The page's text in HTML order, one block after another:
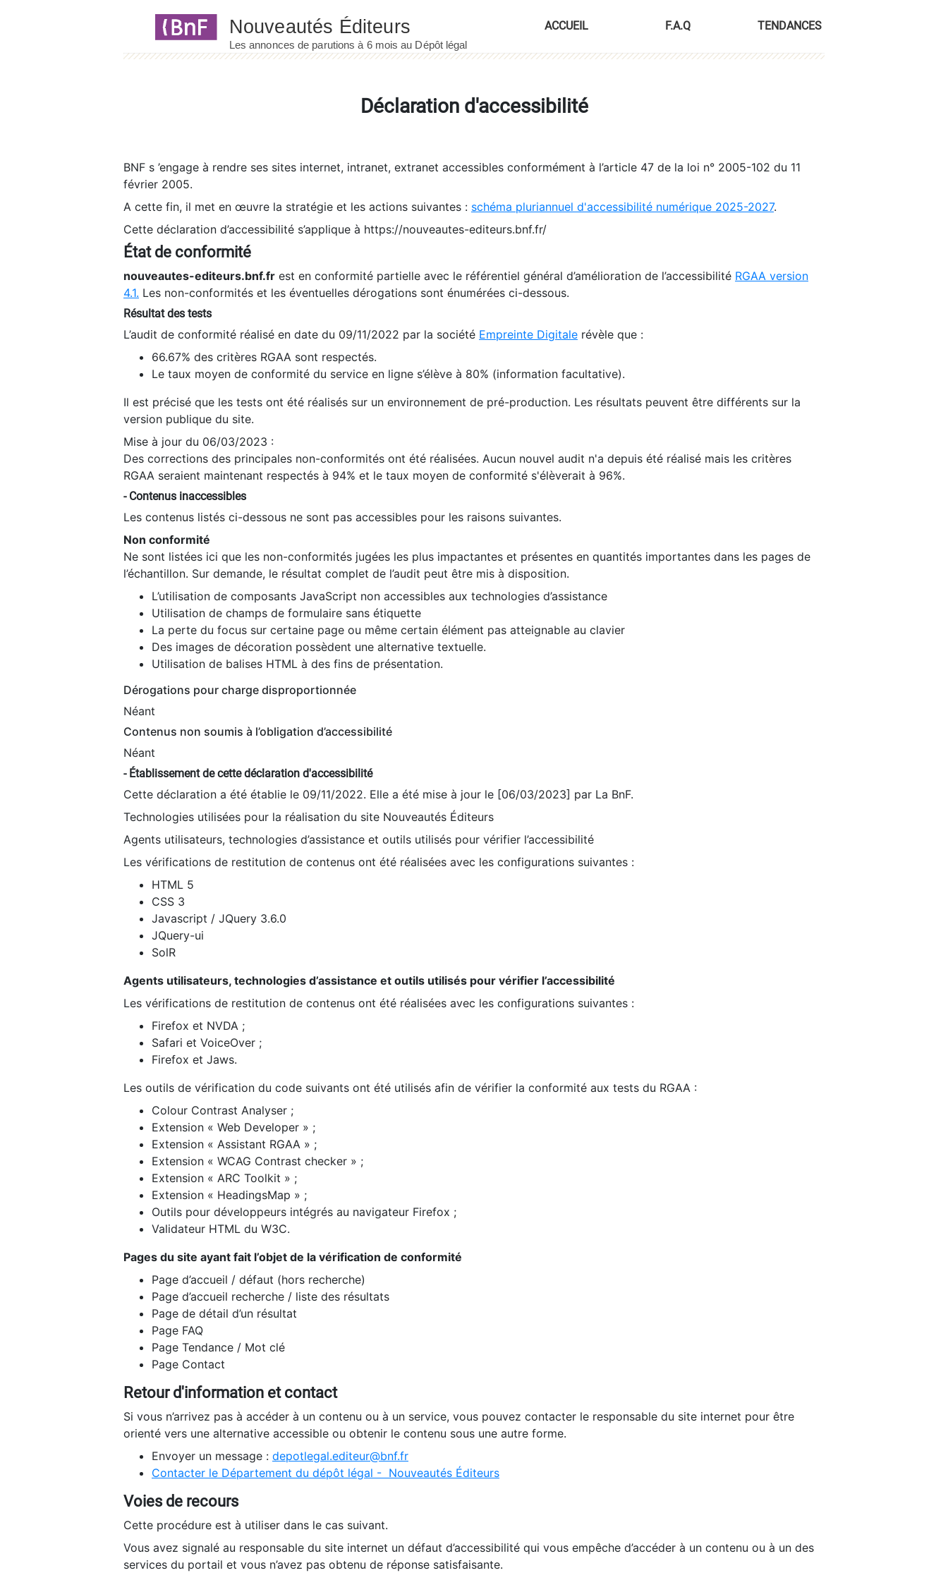
ACCUEIL F.A.Q TENDANCES
Déclaration d'accessibilité
BNF s ’engage à rendre ses sites internet, intranet, extranet accessibles conformément à l’article 47 de la loi n° 2005-102 du 11
février 2005.
A cette fin, il met en œuvre la stratégie et les actions suivantes : schéma pluriannuel d'accessibilité numérique 2025-2027.
Cette déclaration d’accessibilité s’applique à https://nouveautes-editeurs.bnf.fr/
État de conformité
nouveautes-editeurs.bnf.fr est en conformité partielle avec le référentiel général d’amélioration de l’accessibilité RGAA version
4.1. Les non-conformités et les éventuelles dérogations sont énumérées ci-dessous.
Résultat des tests
L’audit de conformité réalisé en date du 09/11/2022 par la société Empreinte Digitale révèle que :
66.67% des critères RGAA sont respectés.
Le taux moyen de conformité du service en ligne s’élève à 80% (information facultative).
Il est précisé que les tests ont été réalisés sur un environnement de pré-production. Les résultats peuvent être différents sur la
version publique du site.
Mise à jour du 06/03/2023 :
Des corrections des principales non-conformités ont été réalisées. Aucun nouvel audit n'a depuis été réalisé mais les critères
RGAA seraient maintenant respectés à 94% et le taux moyen de conformité s'élèverait à 96%.
- Contenus inaccessibles
Les contenus listés ci-dessous ne sont pas accessibles pour les raisons suivantes.
Non conformité
Ne sont listées ici que les non-conformités jugées les plus impactantes et présentes en quantités importantes dans les pages de
l’échantillon. Sur demande, le résultat complet de l’audit peut être mis à disposition.
L’utilisation de composants JavaScript non accessibles aux technologies d’assistance
Utilisation de champs de formulaire sans étiquette
La perte du focus sur certaine page ou même certain élément pas atteignable au clavier
Des images de décoration possèdent une alternative textuelle.
Utilisation de balises HTML à des fins de présentation.
Dérogations pour charge disproportionnée
Néant
Contenus non soumis à l’obligation d’accessibilité
Néant
- Établissement de cette déclaration d'accessibilité
Cette déclaration a été établie le 09/11/2022. Elle a été mise à jour le [06/03/2023] par La BnF.
Technologies utilisées pour la réalisation du site Nouveautés Éditeurs
Agents utilisateurs, technologies d’assistance et outils utilisés pour vérifier l’accessibilité
Les vérifications de restitution de contenus ont été réalisées avec les configurations suivantes :
HTML 5
CSS 3
Javascript / JQuery 3.6.0
JQuery-ui
SolR
Agents utilisateurs, technologies d’assistance et outils utilisés pour vérifier l’accessibilité
Les vérifications de restitution de contenus ont été réalisées avec les configurations suivantes :
Firefox et NVDA ;
Safari et VoiceOver ;
Firefox et Jaws.
Les outils de vérification du code suivants ont été utilisés afin de vérifier la conformité aux tests du RGAA :
Colour Contrast Analyser ;
Extension « Web Developer » ;
Extension « Assistant RGAA » ;
Extension « WCAG Contrast checker » ;
Extension « ARC Toolkit » ;
Extension « HeadingsMap » ;
Outils pour développeurs intégrés au navigateur Firefox ;
Validateur HTML du W3C.
Pages du site ayant fait l’objet de la vérification de conformité
Page d’accueil / défaut (hors recherche)
Page d’accueil recherche / liste des résultats
Page de détail d’un résultat
Page FAQ
Page Tendance / Mot clé
Page Contact
Retour d'information et contact
Si vous n’arrivez pas à accéder à un contenu ou à un service, vous pouvez contacter le responsable du site internet pour être
orienté vers une alternative accessible ou obtenir le contenu sous une autre forme.
Envoyer un message : depotlegal.editeur@bnf.fr
Contacter le Département du dépôt légal - Nouveautés Éditeurs
Voies de recours
Cette procédure est à utiliser dans le cas suivant.
Vous avez signalé au responsable du site internet un défaut d’accessibilité qui vous empêche d’accéder à un contenu ou à un des
services du portail et vous n’avez pas obtenu de réponse satisfaisante.